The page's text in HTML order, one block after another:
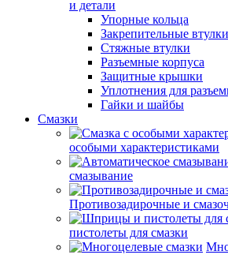
и детали
Упорные кольца
Закрепительные втулки
Стяжные втулки
Разъемные корпуса
Защитные крышки
Уплотнения для
Гайки и шайбы
Смазки
особыми характеристиками
смазывание
Противозадирочные и
пистолеты для смазки